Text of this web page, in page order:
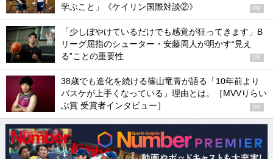
学ぶこと」《ケイリン国際対談②》
PR
「少しぼやけているだけでも感覚が狂ってきます」B
リーグ屈指のシューター・安藤周人が明かす“見え
る”ことの重要性
PR
38歳でも進化を続ける篠山竜青が語る「10年前より
バスケが上手くなっている」理由とは。［MVVりらい
ぶ賞 受賞者インタビュー］
PR